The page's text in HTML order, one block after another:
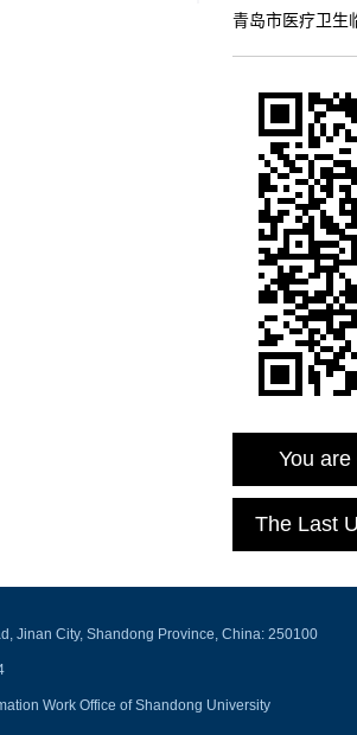
青岛市医疗卫
You are
The Last
Jinan City, Shandong Province, China: 250100
Work Office of Shandong University